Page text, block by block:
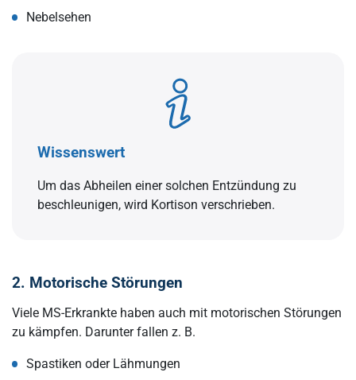
Nebelsehen
Wissenswert
Um das Abheilen einer solchen Entzündung zu
beschleunigen, wird Kortison verschrieben.
2. Motorische Störungen
Viele MS-Erkrankte haben auch mit motorischen Störungen
zu kämpfen. Darunter fallen z. B.
Spastiken oder Lähmungen